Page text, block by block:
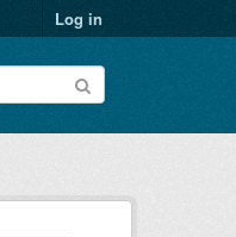
Log in